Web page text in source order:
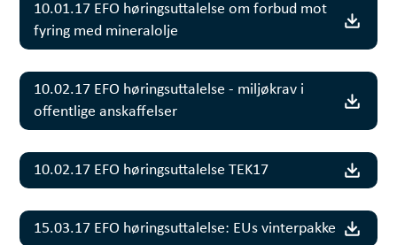
10.01.17 EFO høringsuttalelse om forbud mot
fyring med mineralolje
10.02.17 EFO høringsuttalelse - miljøkrav i
offentlige anskaffelser
10.02.17 EFO høringsuttalelse TEK17
15.03.17 EFO høringsuttalelse: EUs vinterpakke